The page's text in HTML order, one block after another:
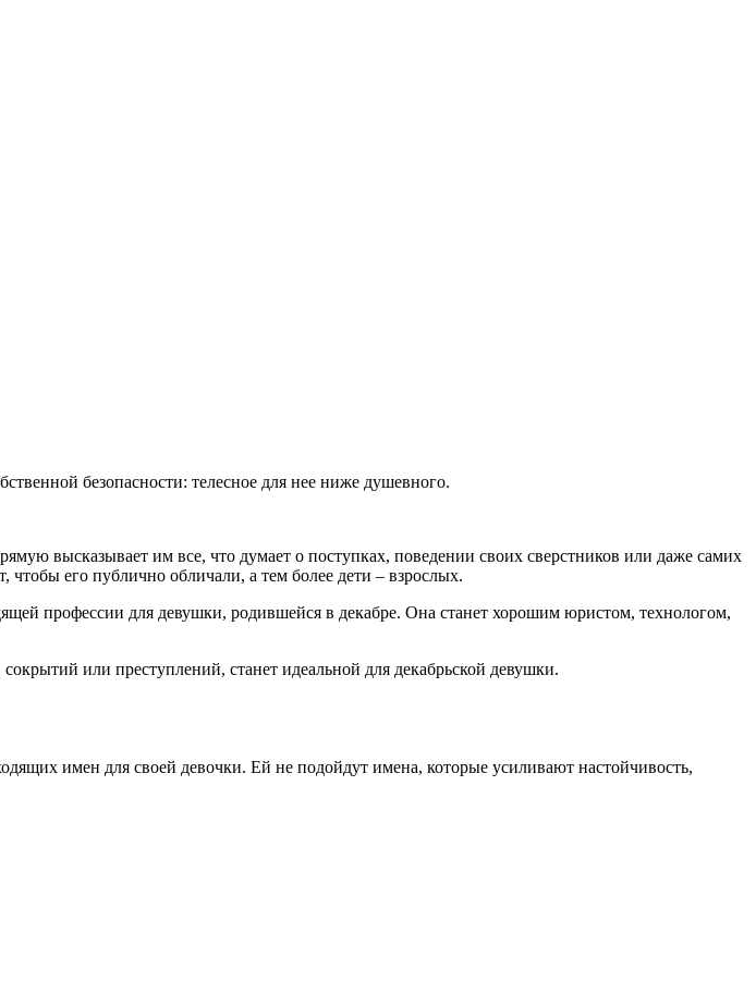
безопасности: телесное для нее ниже душевного.
высказывает им все, что думает о поступках, поведении своих сверстников или даже самих
его публично обличали, а тем более дети – взрослых.
профессии для девушки, родившейся в декабре. Она станет хорошим юристом, технологом,
или преступлений, станет идеальной для декабрьской девушки.
имен для своей девочки. Ей не подойдут имена, которые усиливают настойчивость,